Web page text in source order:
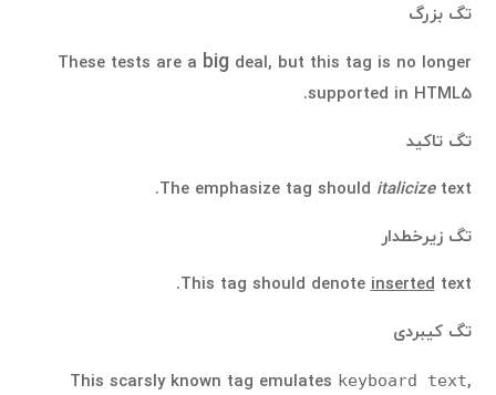
تگ بزرگ
These tests are a big deal, but this tag is no longer
supported in HTML5.
تگ تاکید
The emphasize tag should italicizetext.
تگ زیرخطدار
This tag should denoteinsertedtext.
تگ کیبردی
This scarsly known tag emulates keyboard text,